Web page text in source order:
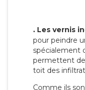
. Les vernis
pour peindre
spécialement
permettent
toit des
Comme ils